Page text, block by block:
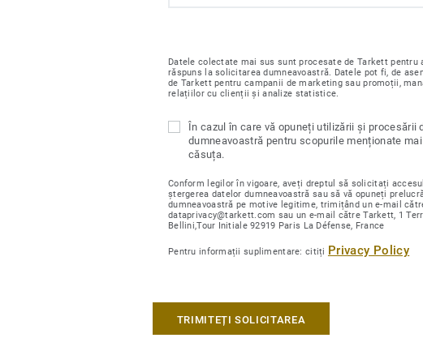
Datele colectate mai sus sunt procesate de Tarkett pentru
răspuns la solicitarea dumneavoastră. Datele pot fi, de
de Tarkett pentru campanii de marketing sau promoții,
relațiilor cu clienții și analize statistice.
În cazul în care vă opuneți utilizării și procesării
dumneavoastră pentru scopurile menționate
căsuța.
Conform legilor în vigoare, aveți dreptul să solicitați
ștergerea datelor dumneavoastră sau să vă opuneți
dumneavoastră pe motive legitime, trimițând un e-mail
dataprivacy@tarkett.com sau un e-mail către Tarkett, 1
Bellini,Tour Initiale 92919 Paris La Défense, France
Pentru informații suplimentare: citiți Privacy Policy
TRIMITEȚI SOLICITAREA